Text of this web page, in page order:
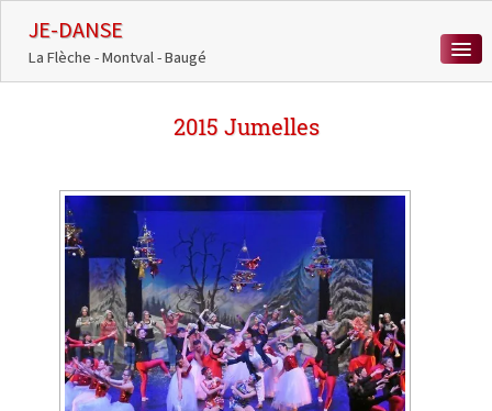
JE-DANSE
La Flèche - Montval - Baugé
ACTUALITÉS
MÉDIATHÈQUE
CHORÉÏADES
CONTACT
0
2015 Jumelles